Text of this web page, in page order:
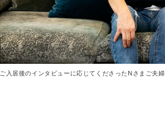
ご入居後のインタビューに応じてくださったNさまご夫婦